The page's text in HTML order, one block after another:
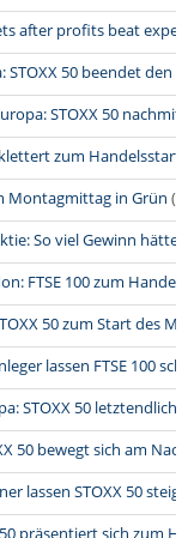
after profits beat
STOXX 50 beendet den
STOXX 50
zum Handelsstart
Montagmittag in Grün
So viel Gewinn
FTSE 100 zum
50 zum Start des
lassen FTSE 100
STOXX 50 letztendlich
50 bewegt sich am
lassen STOXX 50
präsentiert sich zum